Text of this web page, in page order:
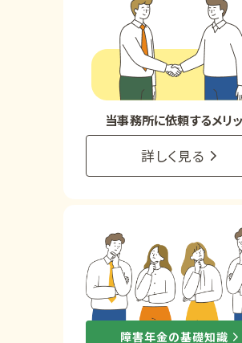
で受給相談をする
メリット
お電話でのお問い合わせ
当事務所に依頼するメリ
詳しく見る
障害年金の基礎知識